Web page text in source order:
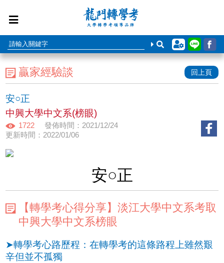
贏家經驗談 回上頁
安○正
中興大學中文系(榜眼)
1722
發佈時間：2021/12/24
更新時間：2022/01/06
安○正
【轉學考心得分享】淡江大學中文系考取
中興大學中文系榜眼
➤轉學考心路歷程：在轉學考的這條路程上雖然艱
辛但並不孤獨